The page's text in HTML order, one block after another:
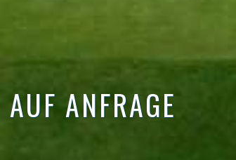
ANFRAGE